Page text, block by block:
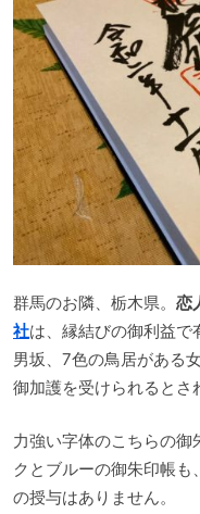
群馬のお隣、栃木県。 恋
社は、縁結びの御利益で
男坂、7色の鳥居がある
御加護を受けられるとさ
力強い字体のこちらの
クとブルーの御朱印帳
の授与はありません。